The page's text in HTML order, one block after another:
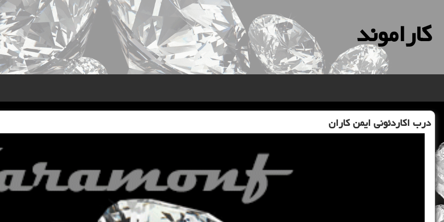
كاراموند
درب اكاردئونی ایمن كاران